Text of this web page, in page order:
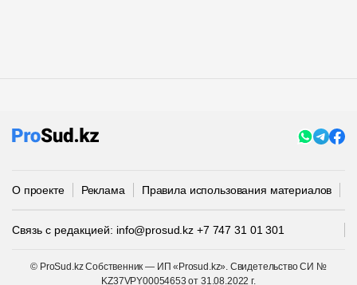
О проекте Реклама Правила использования материалов
Связь с редакцией: info@prosud.kz +7 747 31 01 301
© ProSud.kz Собственник — ИП «Prosud.kz». Свидетельство СИ №
KZ37VPY00054653 от 31.08.2022 г.